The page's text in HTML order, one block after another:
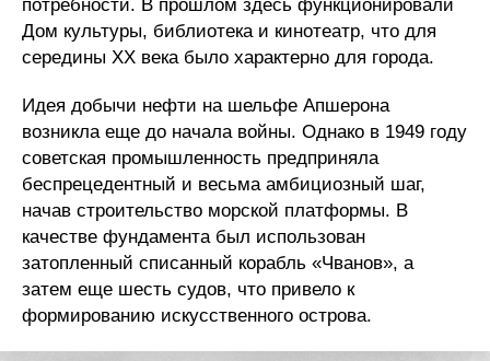
потребности. В прошлом здесь функционировали
Дом культуры, библиотека и кинотеатр, что для
середины XX века было характерно для города.
Идея добычи нефти на шельфе Апшерона
возникла еще до начала войны. Однако в 1949 году
советская промышленность предприняла
беспрецедентный и весьма амбициозный шаг,
начав строительство морской платформы. В
качестве фундамента был использован
затопленный списанный корабль «Чванов», а
затем еще шесть судов, что привело к
формированию искусственного острова.